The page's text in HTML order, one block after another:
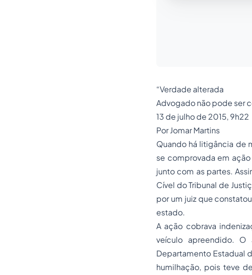
“Verdade alterada
Advogado não pode ser
13 de julho de 2015, 9h22
Por Jomar Martins
Quando há litigância de
se comprovada em
junto com as partes.
Cível do Tribunal de
por um juiz que
estado.
A ação cobrava
veículo apreendido.
Departamento Estadual
humilhação, pois teve